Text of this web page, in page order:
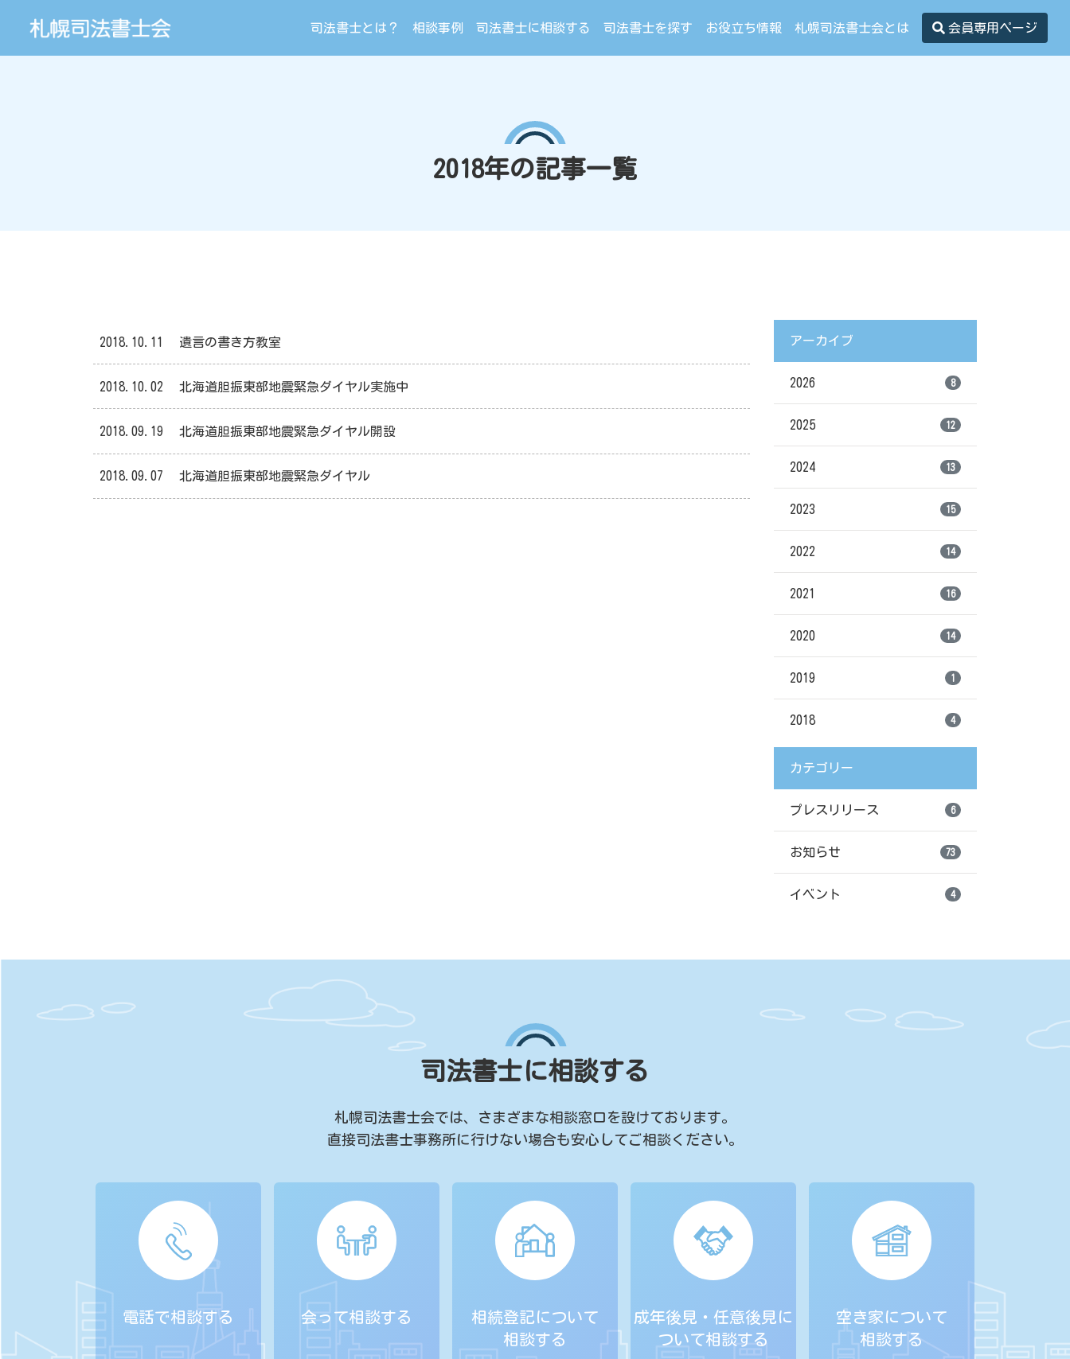
司法書士とは？ 相談事例 司法書士に相談する 司法書士を探す お役立ち情報 札幌司法書士会とは 会員専用ページ
2018年の記事一覧
2018.10.11 遺言の書き方教室
2018.10.02 北海道胆振東部地震緊急ダイヤル実施中
2018.09.19 北海道胆振東部地震緊急ダイヤル開設
2018.09.07 北海道胆振東部地震緊急ダイヤル
アーカイブ
2026 8
2025 12
2024 13
2023 15
2022 14
2021 16
2020 14
2019 1
2018 4
カテゴリー
プレスリリース 6
お知らせ 73
イベント 4
司法書士に相談する
札幌司法書士会では、
さまざまな相談窓口を設けております。
直接司法書士事務所に行けない場合も安心してご相談ください。
電話で相談する 会って相談する
相続登記について
相談する
成年後見・任意後見に
ついて相談する
空き家について
相談する